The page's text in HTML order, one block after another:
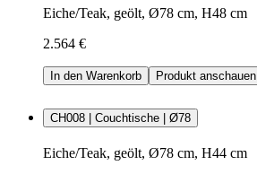
Eiche/Teak, geölt, Ø78 cm, H48 cm
2.564 €
In den Warenkorb Produkt anschauen
CH008 | Couchtische | Ø78
Eiche/Teak, geölt, Ø78 cm, H44 cm